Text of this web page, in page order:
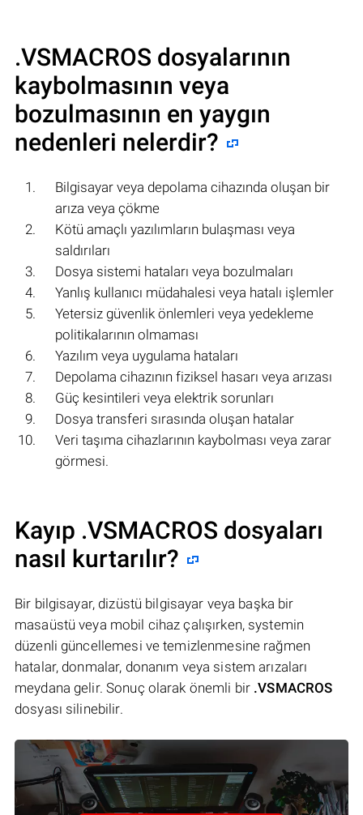
.VSMACROS dosyalarının
kaybolmasının veya
bozulmasının en yaygın
nedenleri nelerdir?
Bilgisayar veya depolama cihazında oluşan bir
arıza veya çökme
Kötü amaçlı yazılımların bulaşması veya
saldırıları
Dosya sistemi hataları veya bozulmaları
Yanlış kullanıcı müdahalesi veya hatalı işlemler
Yetersiz güvenlik önlemleri veya yedekleme
politikalarının olmaması
Yazılım veya uygulama hataları
Depolama cihazının fiziksel hasarı veya arızası
Güç kesintileri veya elektrik sorunları
Dosya transferi sırasında oluşan hatalar
Veri taşıma cihazlarının kaybolması veya zarar
görmesi.
Kayıp .VSMACROS dosyaları
nasıl kurtarılır?
Bir bilgisayar, dizüstü bilgisayar veya başka bir
masaüstü veya mobil cihaz çalışırken, systemin
düzenli güncellemesi ve temizlenmesine rağmen
hatalar, donmalar, donanım veya sistem arızaları
meydana gelir. Sonuç olarak önemli bir .VSMACROS
dosyası silinebilir.